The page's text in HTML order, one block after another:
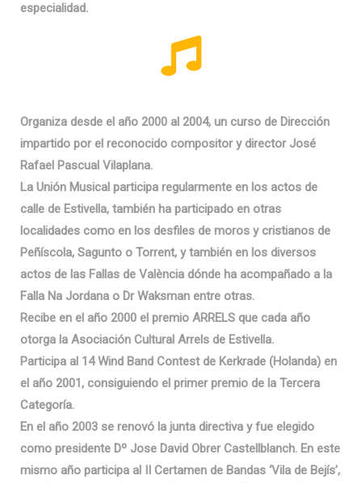
especialidad.
Organiza desde el año 2000 al 2004, un curso de Dirección
impartido por el reconocido compositor y director José
Rafael Pascual Vilaplana.
La Unión Musical participa regularmente en los actos de
calle de Estivella, también ha participado en otras
localidades como en los desfiles de moros y cristianos de
Peñíscola, Sagunto o Torrent, y también en los diversos
actos de las Fallas de València dónde ha acompañado a la
Falla Na Jordana o Dr Waksman entre otras.
Recibe en el año 2000 el premio ARRELS que cada año
otorga la Asociación Cultural Arrels de Estivella.
Participa al 14 Wind Band Contest de Kerkrade (Holanda) en
el año 2001, consiguiendo el primer premio de la Tercera
Categoría.
En el año 2003 se renovó la junta directiva y fue elegido
como presidente Dº Jose David Obrer Castellblanch. En este
mismo año participa al II Certamen de Bandas ‘Vila de Bejís’,